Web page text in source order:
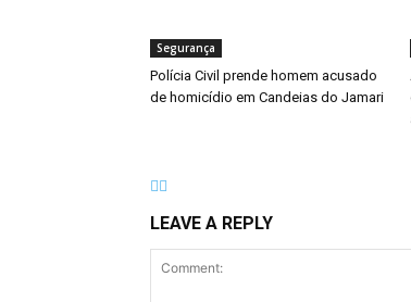
Segurança
Polícia Civil prende homem acusado
de homicídio em Candeias do Jamari
LEAVE A REPLY